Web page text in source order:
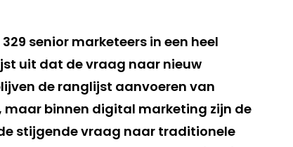
senior marketeers in een heel
uit dat de vraag naar nieuw
de ranglijst aanvoeren van
maar binnen digital marketing zijn de
stijgende vraag naar traditionele